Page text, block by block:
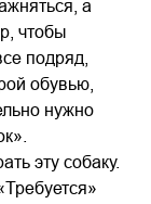
а
чтобы
подряд,
обувью,
нужно
эту собаку.